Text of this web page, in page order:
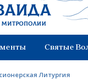
митрополии
Святые
Литургия